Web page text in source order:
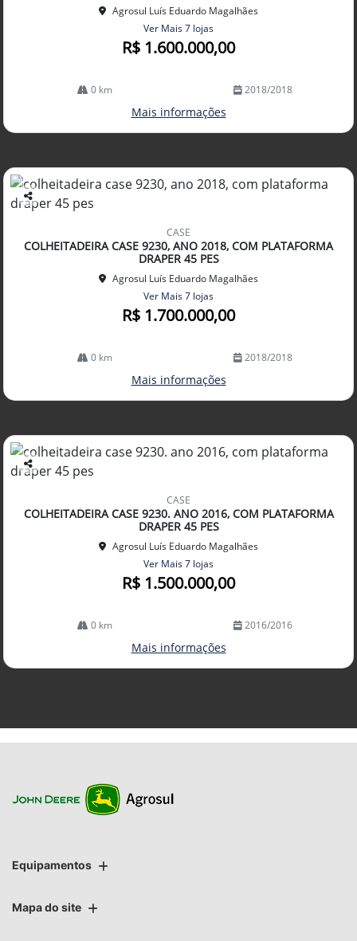
Agrosul Luís Eduardo Magalhães
Ver Mais 7 lojas
R$ 1.600.000,00
0 km 2018/2018
Mais informações
Co
arti
lhe
CASE
COLHEITADEIRA CASE 9230, ANO 2018, COM PLATAFORMA
DRAPER 45 PES
Agrosul Luís Eduardo Magalhães
Ver Mais 7 lojas
R$ 1.700.000,00
0 km 2018/2018
Mais informações
Co
arti
lhe
CASE
COLHEITADEIRA CASE 9230. ANO 2016, COM PLATAFORMA
DRAPER 45 PES
Agrosul Luís Eduardo Magalhães
Ver Mais 7 lojas
R$ 1.500.000,00
0 km 2016/2016
Mais informações
Equipamentos
Mapa do site